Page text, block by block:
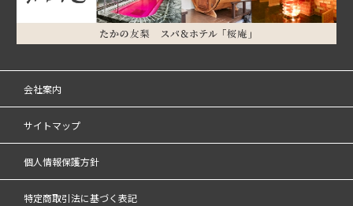
会社案内
サイトマップ
個人情報保護方針
特定商取引法に基づく表記